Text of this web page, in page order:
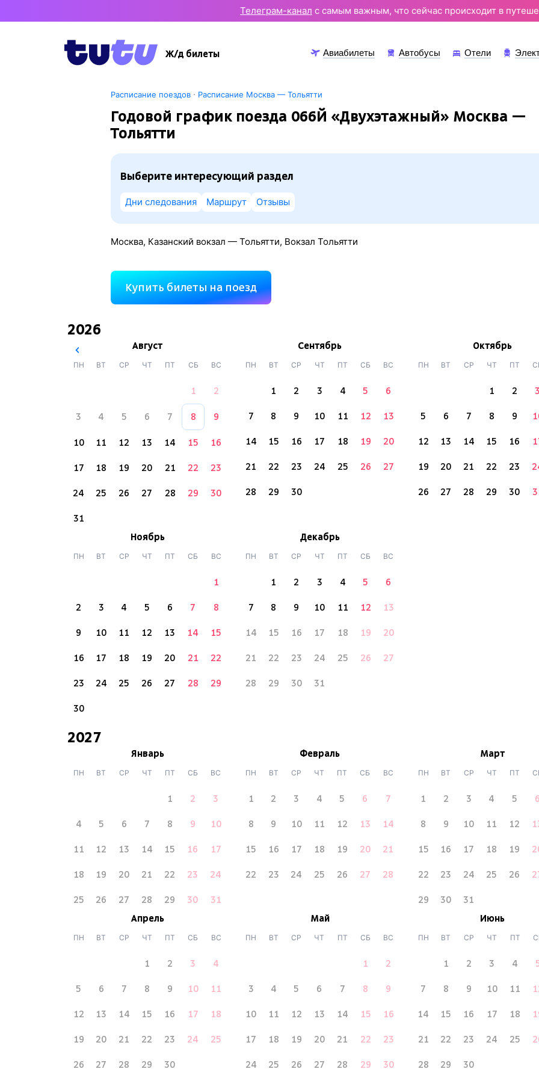
Телеграм-канал с самым важным, что сейчас происходит в
Ж/д билеты Авиабилеты Автобусы Отели
Расписание поездов· Расписание Москва — Тольятти
Годовой график поезда 066Й «Двухэтажный» Москва —
Тольятти
Выберите интересующий раздел
Дни следования Маршрут Отзывы
Москва, Казанский вокзал — Тольятти, Вокзал Тольятти
Купить билеты на поезд
2026
Август
ПН ВТ СР ЧТ ПТ СБ ВС
1 2
3 4 5 6 7 8 9
10 11 12 13 14 15 16
17 18 19 20 21 22 23
24 25 26 27 28 29 30
31
Сентябрь
ПН ВТ СР ЧТ ПТ СБ ВС
1 2 3 4 5 6
7 8 9 10 11 12 13
14 15 16 17 18 19 20
21 22 23 24 25 26 27
28 29 30
Октябрь
ПН ВТ СР ЧТ ПТ
1 2 3
5 6 7 8 9
12 13 14 15 16
19 20 21 22 23
26 27 28 29 30
Ноябрь
ПН ВТ СР ЧТ ПТ СБ ВС
1
2 3 4 5 6 7 8
9 10 11 12 13 14 15
16 17 18 19 20 21 22
23 24 25 26 27 28 29
30
Декабрь
ПН ВТ СР ЧТ ПТ СБ ВС
1 2 3 4 5 6
7 8 9 10 11 12 13
14 15 16 17 18 19 20
21 22 23 24 25 26 27
28 29 30 31
2027
Январь
ПН ВТ СР ЧТ ПТ СБ ВС
1 2 3
4 5 6 7 8 9 10
11 12 13 14 15 16 17
18 19 20 21 22 23 24
25 26 27 28 29 30 31
Февраль
ПН ВТ СР ЧТ ПТ СБ ВС
1 2 3 4 5 6 7
8 9 10 11 12 13 14
15 16 17 18 19 20 21
22 23 24 25 26 27 28
Март
ПН ВТ СР ЧТ ПТ
1 2 3 4 5 6
8 9 10 11 12
15 16 17 18 19
22 23 24 25 26
29 30
31
Апрель
ПН ВТ СР ЧТ ПТ СБ ВС
1 2 3 4
5 6 7 8 9 10 11
12 13 14 15 16 17 18
19 20 21 22 23 24 25
26 27 28 29 30
Май
ПН ВТ СР ЧТ ПТ СБ ВС
1 2
3 4 5 6 7 8 9
10 11 12 13 14 15 16
17 18 19 20 21 22 23
24 25 26 27 28 29 30
Июнь
ПН ВТ СР ЧТ ПТ
1 2 3 4
7 8 9 10 11
14 15 16 17 18
21 22 23 24 25
28 29 30